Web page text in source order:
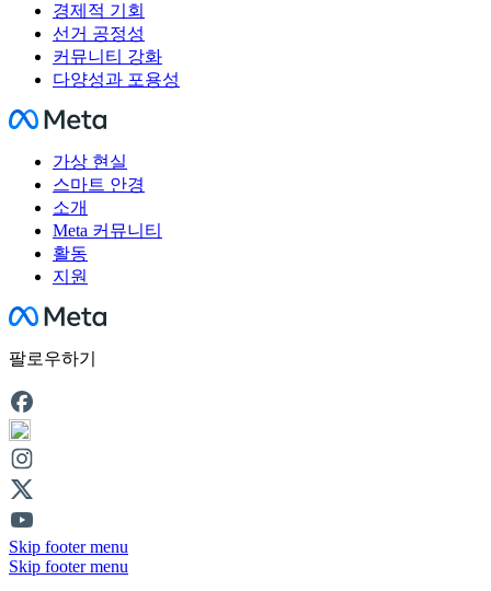
경제적 기회
선거 공정성
커뮤니티 강화
다양성과 포용성
Facebook
가상 현실
스마트 안경
소개
Meta 커뮤니티
활동
지원
Facebook
팔로우하기
Skip footer menu
Skip footer menu